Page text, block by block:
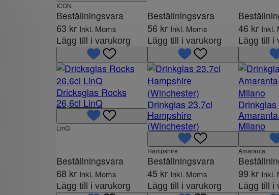
g
l
i
g
a
p
i
s
e
t
v
a
r
ICON
Beställningsvara
63 kr Inkl. Moms
Lägg till i varukorg
Beställningsvara
56 kr Inkl. Moms
Lägg till i varukorg
46 kr Inkl.
Lägg till i
Dricksglas Rocks
26,6cl LinQ
LinQ
Beställningsvara
68 kr Inkl. Moms
Lägg till i varukorg
Drinkglas 23.7cl
Hampshire
(Winchester)
Hampshire
Beställningsvara
45 kr Inkl. Moms
Lägg till i varukorg
Drinkglas
Milano
Amaranta
99 kr Inkl.
Lägg till i